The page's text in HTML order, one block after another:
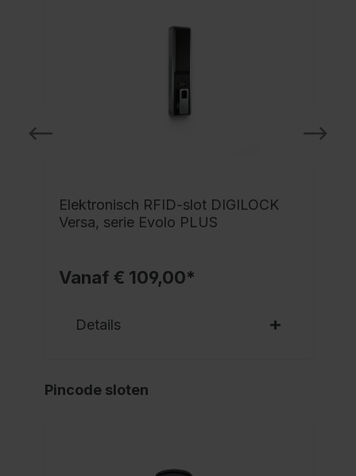
Elektronisch RFID-slot DIGILOCK
Versa, serie Evolo PLUS
Vanaf € 109,00*
Details
Pincode sloten